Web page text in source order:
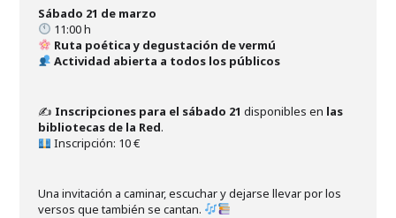
Sábado 21 de marzo
11:00 h
Ruta poética y degustación de vermú
Actividad abierta a todos los públicos
✍️ Inscripciones para el sábado 21 disponibles en las
bibliotecas de la Red.
Inscripción: 10 €
Una invitación a caminar, escuchar y dejarse llevar por los
versos que también se cantan.